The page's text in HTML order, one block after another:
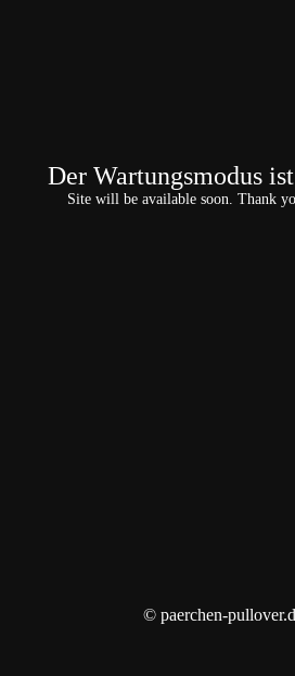
Der Wartungsmodus
Site will be available soon. Thank
© paerchen-